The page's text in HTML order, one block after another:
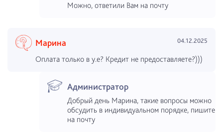
Можно, ответили Вам на почту
Марина 04.12.2025
Оплата только в у.е? Кредит не предоставляете?)))
Администратор
Добрый день Марина, такие вопросы можно
обсудить в индивидуальном порядке, пишите
на почту